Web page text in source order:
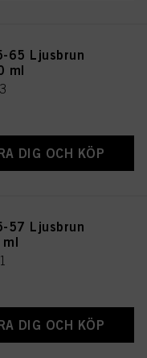
65 Ljusbrun
ml
DIG OCH KÖP
57 Ljusbrun
DIG OCH KÖP